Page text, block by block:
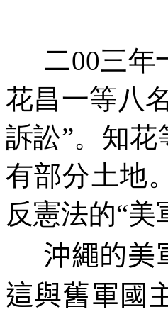
二00三年
花昌一等八
訴訟”。知
有部分土地
反憲法的“
沖繩的美
這與舊軍國